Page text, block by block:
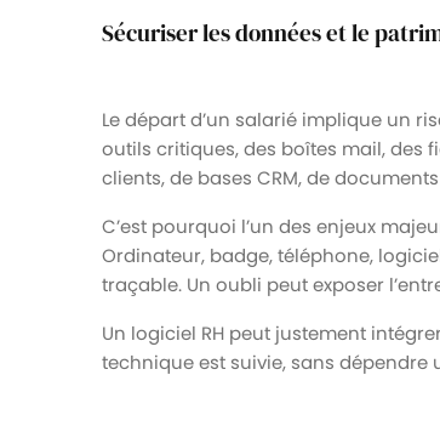
Sécuriser les données et le
Le départ d’un salarié implique un
outils critiques, des boîtes mail, des
clients, de bases CRM, de
C’est pourquoi l’un des enjeux
Ordinateur, badge, téléphone,
traçable. Un oubli peut exposer
Un logiciel RH peut justement
technique est suivie, sans